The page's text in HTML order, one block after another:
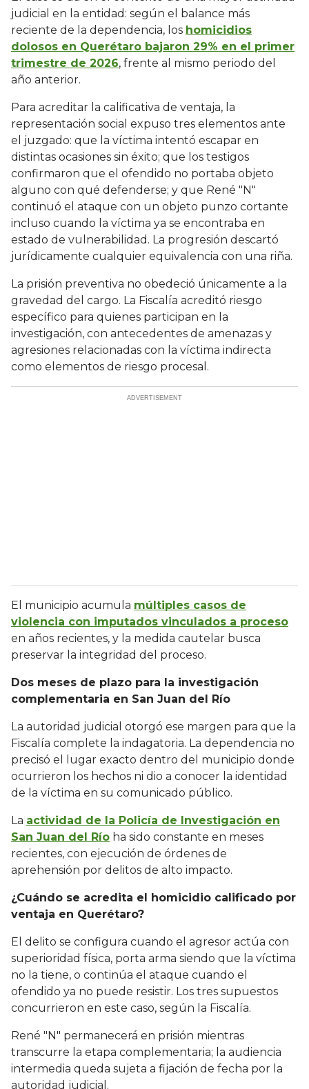
judicial en la entidad: según el balance más
reciente de la dependencia, los homicidios
dolosos en Querétaro bajaron 29% en el primer
trimestre de 2026, frente al mismo periodo del
año anterior.
Para acreditar la calificativa de ventaja, la
representación social expuso tres elementos ante
el juzgado: que la víctima intentó escapar en
distintas ocasiones sin éxito; que los testigos
confirmaron que el ofendido no portaba objeto
alguno con qué defenderse; y que René "N"
continuó el ataque con un objeto punzo cortante
incluso cuando la víctima ya se encontraba en
estado de vulnerabilidad. La progresión descartó
jurídicamente cualquier equivalencia con una riña.
La prisión preventiva no obedeció únicamente a la
gravedad del cargo. La Fiscalía acreditó riesgo
específico para quienes participan en la
investigación, con antecedentes de amenazas y
agresiones relacionadas con la víctima indirecta
como elementos de riesgo procesal.
El municipio acumula múltiples casos de
violencia con imputados vinculados a proceso
en años recientes, y la medida cautelar busca
preservar la integridad del proceso.
Dos meses de plazo para la investigación
complementaria en San Juan del Río
La autoridad judicial otorgó ese margen para que la
Fiscalía complete la indagatoria. La dependencia no
precisó el lugar exacto dentro del municipio donde
ocurrieron los hechos ni dio a conocer la identidad
de la víctima en su comunicado público.
La actividad de la Policía de Investigación en
San Juan del Río ha sido constante en meses
recientes, con ejecución de órdenes de
aprehensión por delitos de alto impacto.
¿Cuándo se acredita el homicidio calificado por
ventaja en Querétaro?
El delito se configura cuando el agresor actúa con
superioridad física, porta arma siendo que la víctima
no la tiene, o continúa el ataque cuando el
ofendido ya no puede resistir. Los tres supuestos
concurrieron en este caso, según la Fiscalía.
René "N" permanecerá en prisión mientras
transcurre la etapa complementaria; la audiencia
intermedia queda sujeta a fijación de fecha por la
autoridad judicial.